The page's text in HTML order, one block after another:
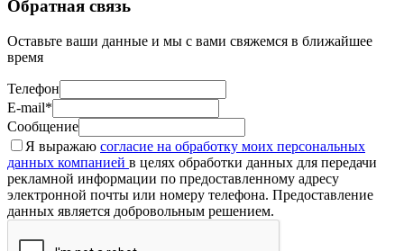
Обратная связь
Оставьте ваши данные и мы с вами свяжемся в ближайшее
время
Телефон
E-mail*
Сообщение
Я выражаю согласие на обработку моих персональных
данных компанией в целях обработки данных для передачи
рекламной информации по предоставленному адресу
электронной почты или номеру телефона. Предоставление
данных является добровольным решением.